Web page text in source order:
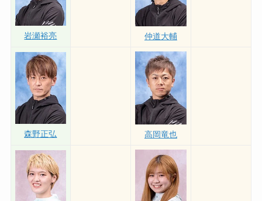
岩瀬裕亮 仲道大輔
森野正弘 高岡竜也